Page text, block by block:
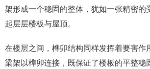
架形成一个稳固的整体，犹如一张精密的
起层层楼板与屋顶。
在楼层之间，榫卯结构同样发挥着要害作
梁架以榫卯连接，既保证了楼板的平整稳